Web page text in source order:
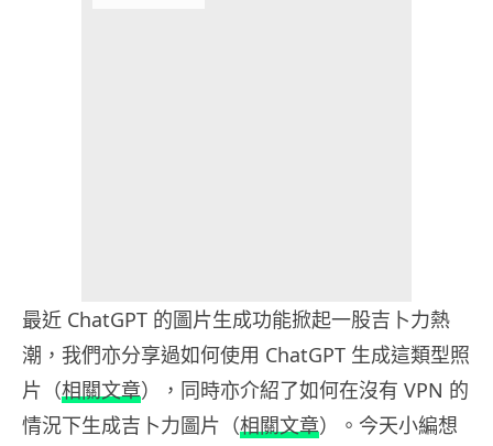
最近 ChatGPT 的圖片生成功能掀起一股吉卜力熱
潮，我們亦分享過如何使用 ChatGPT 生成這類型照
片（相關文章），同時亦介紹了如何在沒有 VPN 的
情況下生成吉卜力圖片（相關文章）。今天小編想